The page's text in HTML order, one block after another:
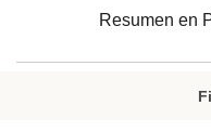
Resumen en